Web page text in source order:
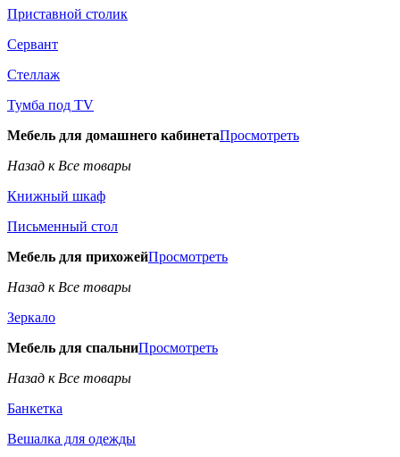
Приставной столик
Сервант
Стеллаж
Тумба под TV
Мебель для домашнего кабинетаПросмотреть
Назад к Все товары
Книжный шкаф
Письменный стол
Мебель для прихожейПросмотреть
Назад к Все товары
Зеркало
Мебель для спальниПросмотреть
Назад к Все товары
Банкетка
Вешалка для одежды